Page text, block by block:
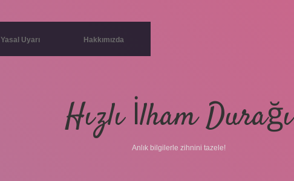
Yasal Uyarı Hakkımızda
Hızlı İlham Durağı
Anlık bilgilerle zihnini tazele!